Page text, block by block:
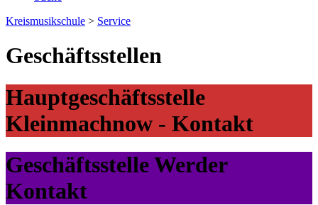
Kreismusikschule > Service
Geschäftsstellen
Hauptgeschäftsstelle
Kleinmachnow - Kontakt
Geschäftsstelle Werder
Kontakt